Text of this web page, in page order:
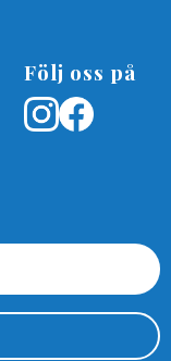
Följ oss på